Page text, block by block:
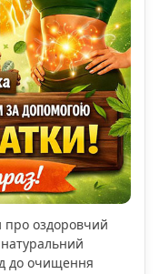
про оздоровчий
до очищення